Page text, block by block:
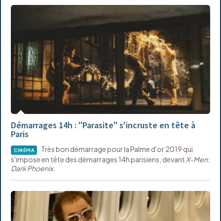
Démarrages 14h : "Parasite" s'incruste en tête à
Paris
CINÉMA
Très bon démarrage pour la Palme d'or 2019 qui
s'impose en tête des démarrages 14h parisiens, devant X-Men:
Dark Phoenix.